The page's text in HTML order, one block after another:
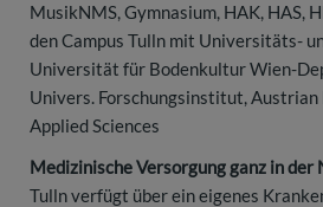
MusikNMS, Gymnasium, HAK, HAS,
den Campus Tulln mit Universitäts-
Universität für Bodenkultur Wien-
Univers. Forschungsinstitut,
Applied Sciences
Medizinische Versorgung ganz in der
Tulln verfügt über ein eigenes